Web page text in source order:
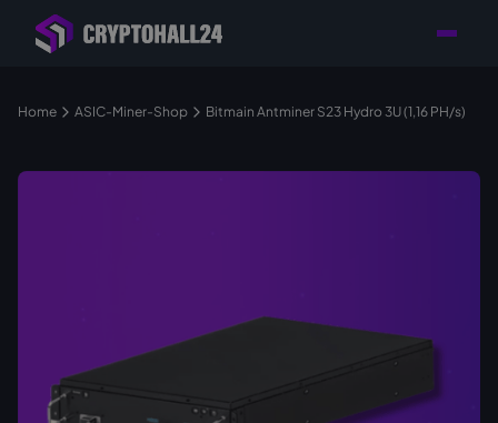
Händler mit Standort
in Deutschland
Ihr Mining-Projekt
Ansprechpartner
Home ASIC-Miner-Shop Bitmain Antminer S23 Hydro 3U (1,16 PH/s)